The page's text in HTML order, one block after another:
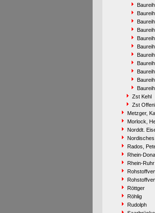
Zst Kehl
Zst
Metzger,
Morlock,
Norddt.
Rados,
Rhein-
Rhein-Ruhr
Röttger
Röhlig
Rudolph